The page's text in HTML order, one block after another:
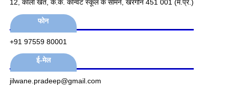
12, काला खेत, के.के. कान्वेंट स्कूल के सामने, खरगोन 451 001 (म.प्र.)
फोन
+91 97559 80001
ई-मेल
jilwane.pradeep@gmail.com